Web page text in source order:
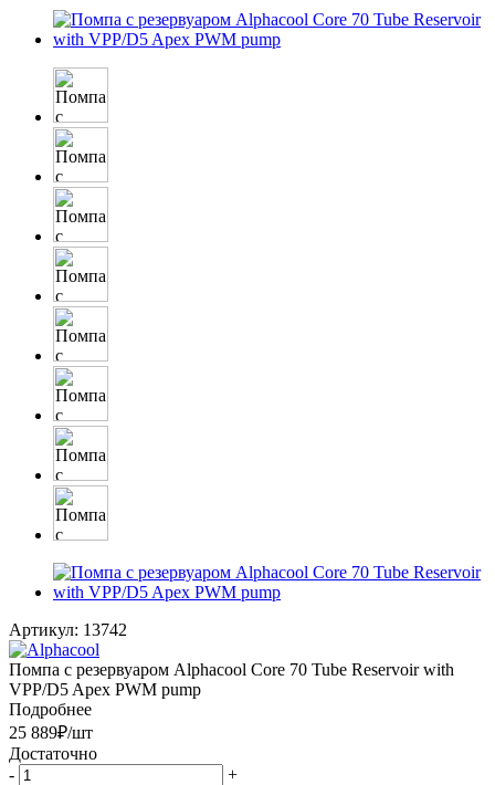
Артикул: 13742
Помпа с резервуаром Alphacool Core 70 Tube Reservoir with
VPP/D5 Apex PWM pump
Подробнее
25 889₽/шт
Достаточно
-
+